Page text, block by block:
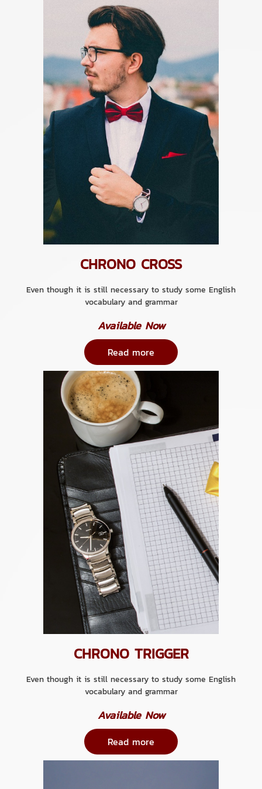
CHRONO CROSS
Even though it is still necessary to study some English
vocabulary and grammar
Available Now
Read more
CHRONO TRIGGER
Even though it is still necessary to study some English
vocabulary and grammar
Available Now
Read more